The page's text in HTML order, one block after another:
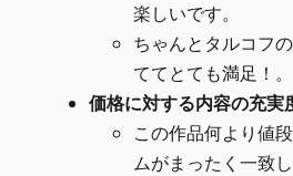
楽しいです。
ちゃんとタルコフ
ててとても満足！。
価格に対する内容の充実
この作品何より値
ムがまったく一致